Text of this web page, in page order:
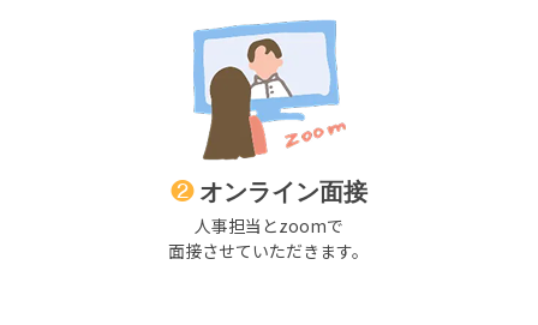
❷ オンライン面接
人事担当とzoomで
面接させていただきます。